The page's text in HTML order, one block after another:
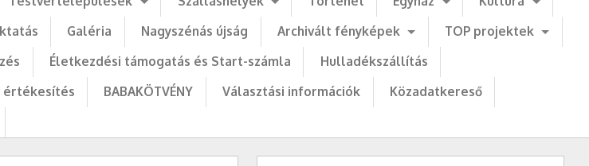
Galéria Nagyszénás újság Archivált fényképek
TOP projektek
Életkezdési támogatás és Start-számla
Hulladékszállítás
értékesítés BABAKÖTVÉNY Választási információk
Közadatkereső